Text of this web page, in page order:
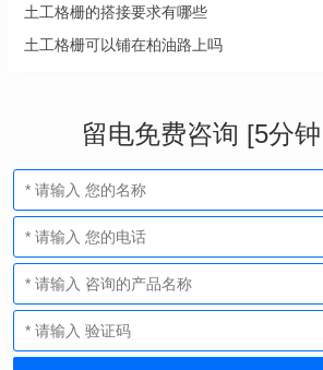
土工格栅的搭接要求有哪些
土工格栅可以铺在柏油路上吗
留电免费咨询 [5分